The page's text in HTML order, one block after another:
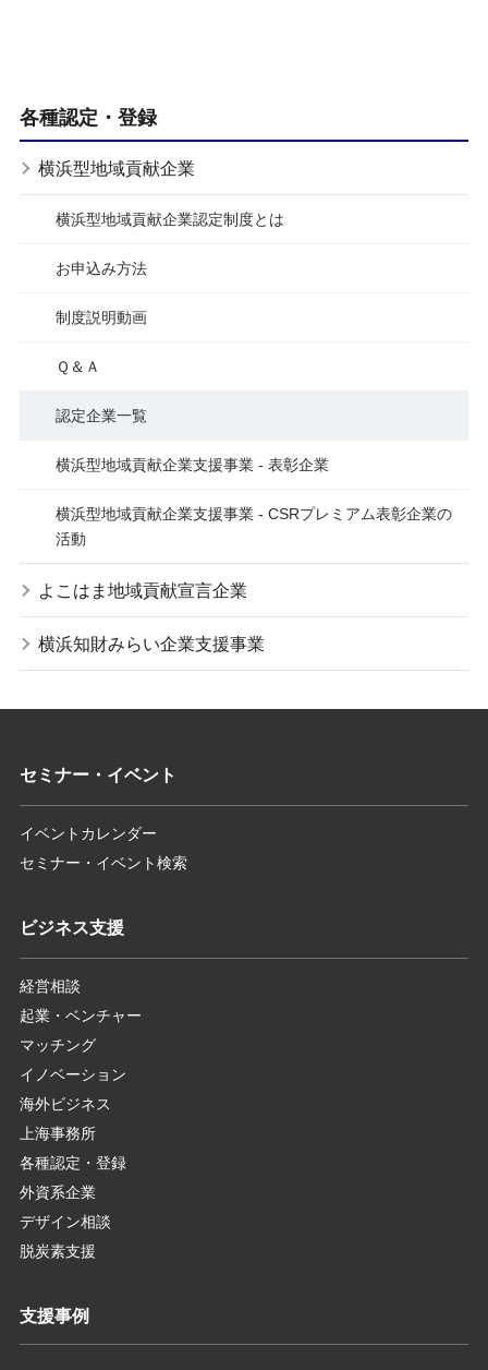
各種認定・登録
横浜型地域貢献企業
横浜型地域貢献企業認定制度とは
お申込み方法
制度説明動画
Ｑ＆Ａ
認定企業一覧
横浜型地域貢献企業支援事業 - 表彰企業
横浜型地域貢献企業支援事業 - CSRプレミアム表彰企業の
活動
よこはま地域貢献宣言企業
横浜知財みらい企業支援事業
セミナー・イベント
イベントカレンダー
セミナー・イベント検索
ビジネス支援
経営相談
起業・ベンチャー
マッチング
イノベーション
海外ビジネス
上海事務所
各種認定・登録
外資系企業
デザイン相談
脱炭素支援
支援事例